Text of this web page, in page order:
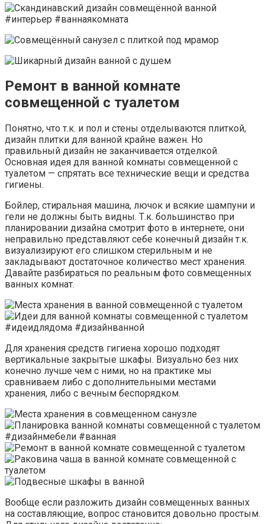
Ремонт в ванной комнате
совмещенной с туалетом
Понятно, что т.к. и пол и стены отделываются плиткой,
дизайн плитки для ванной крайне важен. Но
правильный дизайн не заканчивается отделкой.
Основная идея для ванной комнаты совмещенной с
туалетом — спрятать все технические вещи и средства
гигиены.
Бойлер, стиральная машина, лючок и всякие шампуни и
гели не должны быть видны. Т.к. большинство при
планировании дизайна смотрит фото в интернете, они
неправильно представляют себе конечный дизайн т.к.
визуализируют его слишком стерильным и не
закладывают достаточное количество мест хранения.
Давайте разбираться по реальным фото совмещенных
ванных комнат.
Для хранения средств гигиена хорошо подходят
вертикальные закрытые шкафы. Визуально без них
конечно лучше чем с ними, но на практике мы
сравниваем либо с дополнительными местами
хранения, либо с вечным беспорядком.
Вообще если разложить дизайн совмещенных ванных
на составляющие, вопрос становится довольно простым.